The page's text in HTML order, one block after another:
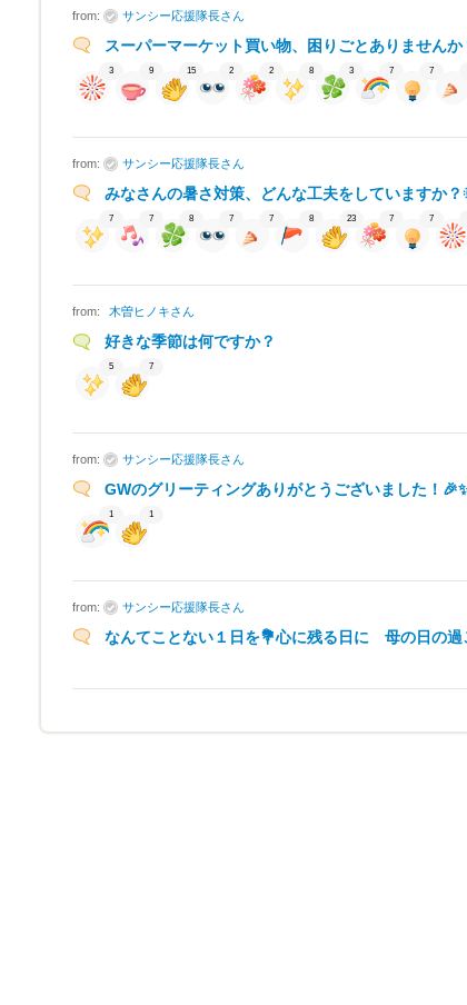
from: サンシー応援隊長さん
スーパーマーケット買い物、困りごとありませんか
3 9 15 2 2 8 3 7 7
from: サンシー応援隊長さん
みなさんの暑さ対策、どんな工夫をしていますか？
7 7 8 7 7 8 23 7 7
from: 木曽ヒノキさん
好きな季節は何ですか？
5 7
from: サンシー応援隊長さん
GWのグリーティングありがとうございました！
1 1
from: サンシー応援隊長さん
なんてことない１日を💐心に残る日に 母の日の過
株式会社クリーク･アン
ド･リバー社
ゆ
株式